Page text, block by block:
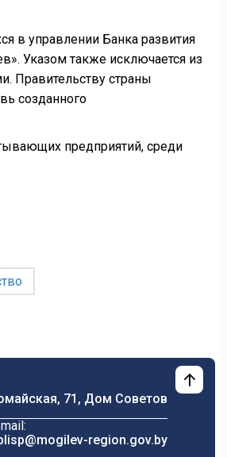
в управлении Банка развития
Указом также исключается из
Правительству страны
созданного
предприятий, среди
71, Дом Cоветов
region.gov.by